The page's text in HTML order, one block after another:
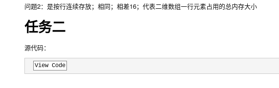
问题2：是按行连续存放；相同；相差16；代表二维数组一行元素占用的总内存大小
任务二
源代码：
View Code